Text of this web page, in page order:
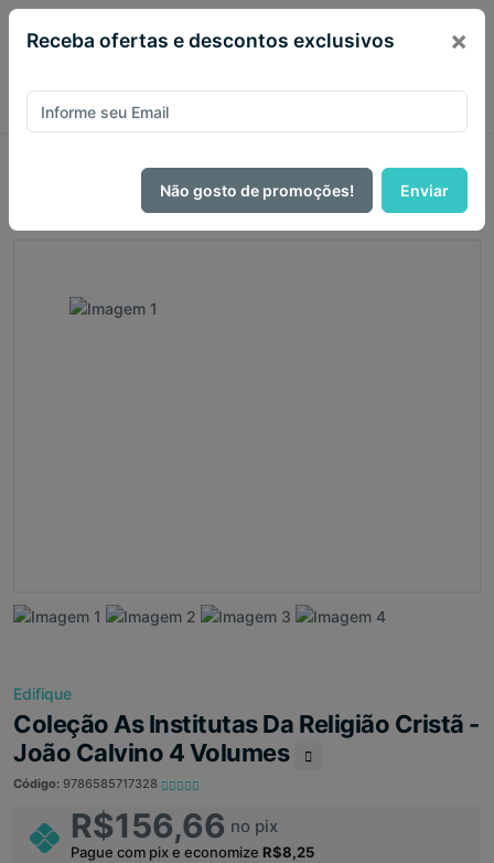
Livros
Teológico
Coleção As Institutas Da Religião Cristã - João Calvino 4
Edifique
Coleção As Institutas Da Religião Cristã -
João Calvino 4 Volumes
Código: 9786585717328
R$156,66 no pix
Pague com pix e economize R$8,25
Receba ofertas e descontos exclusivos ×
Não gosto de promoções! Enviar